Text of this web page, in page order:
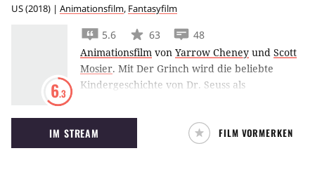
US(2018) | Animationsfilm, Fantasyfilm
6.3
5.6 63
48
Animationsfilm von Yarrow Cheney und Scott
Mosier. Mit Der Grinch wird die beliebte
Kindergeschichte von Dr. Seuss als
versucht der grünhaarige Spielverderber,
Weihnachten zu verhindern.
IM STREAM FILM VORMERKEN